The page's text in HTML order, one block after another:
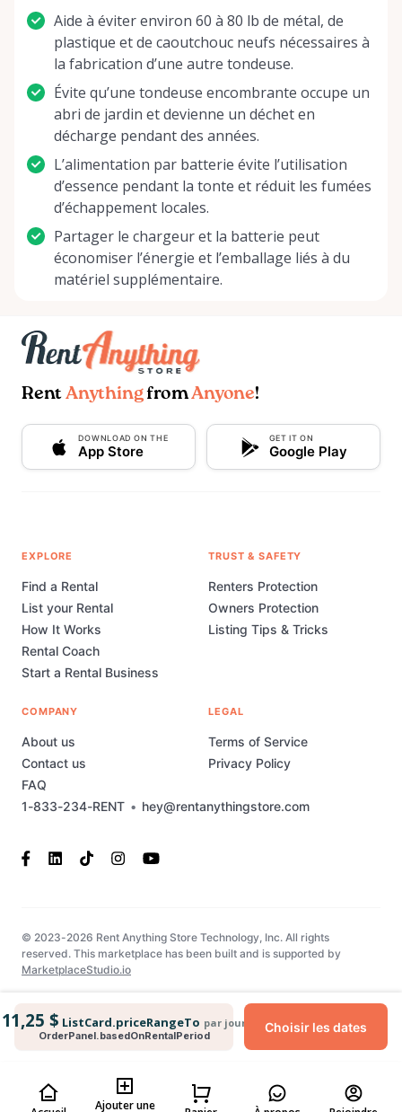
11,25 $ ListCard.priceRangeTo par jour
OrderPanel.basedOnRentalPeriod
Choisir les dates
Aide à éviter environ 60 à 80 lb de métal, de
plastique et de caoutchouc neufs nécessaires à
la fabrication d’une autre tondeuse.
Évite qu’une tondeuse encombrante occupe un
abri de jardin et devienne un déchet en
décharge pendant des années.
L’alimentation par batterie évite l’utilisation
d’essence pendant la tonte et réduit les fumées
d’échappement locales.
Partager le chargeur et la batterie peut
économiser l’énergie et l’emballage liés à du
matériel supplémentaire.
Ajouter une
Rent AnythingfromAnyone!
DOWNLOAD ON THE
App Store
GET IT ON
Google Play
1-833-234-RENT • hey@rentanythingstore.com
EXPLORE
Find a Rental
List your Rental
How It Works
Rental Coach
Start a Rental Business
TRUST & SAFETY
Renters Protection
Owners Protection
Listing Tips & Tricks
COMPANY
About us
Contact us
FAQ
LEGAL
Terms of Service
Privacy Policy
© 2023-2026 Rent Anything Store Technology, Inc. All rights
reserved. This marketplace has been built and is supported by
MarketplaceStudio.io